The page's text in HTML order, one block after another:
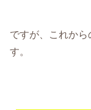
ですが、これか
す。